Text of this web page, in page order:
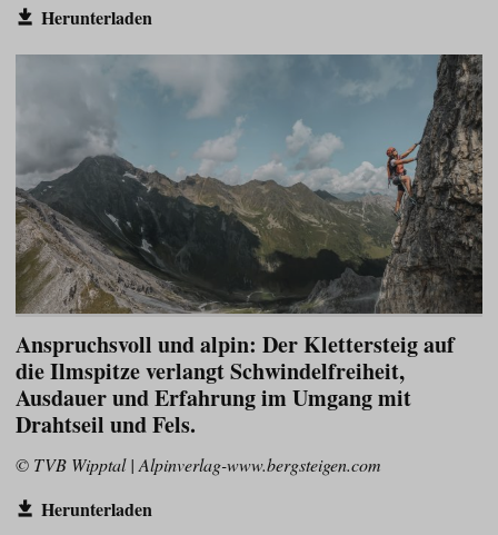
Herunterladen
Anspruchsvoll und alpin: Der Klettersteig auf
die Ilmspitze verlangt Schwindelfreiheit,
Ausdauer und Erfahrung im Umgang mit
Drahtseil und Fels.
© TVB Wipptal | Alpinverlag-www.bergsteigen.com
Herunterladen